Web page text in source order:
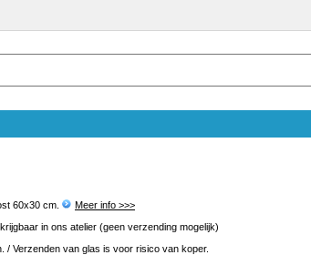
60x30 cm.
Meer info >>>
in ons atelier (geen verzending mogelijk)
/ Verzenden van glas is voor risico van koper.